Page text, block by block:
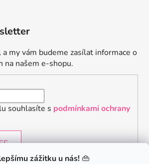
zážitku u nás! 👜
my vám budeme zasílat informace o
na našem e-shopu.
souhlasíte s podmínkami ochrany